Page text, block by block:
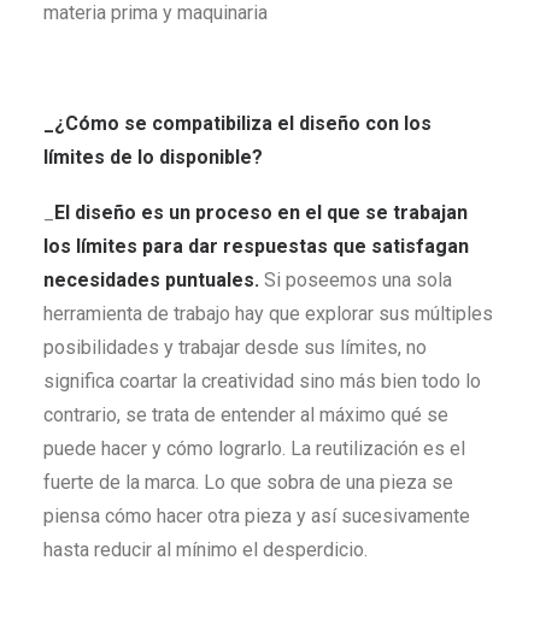
materia prima y maquinaria
_¿Cómo se compatibiliza el diseño con los
límites de lo disponible?
El diseño es un proceso en el que se trabajan
los límites para dar respuestas que satisfagan
necesidades puntuales. Si poseemos una sola
herramienta de trabajo hay que explorar sus múltiples
posibilidades y trabajar desde sus límites, no
significa coartar la creatividad sino más bien todo lo
contrario, se trata de entender al máximo qué se
puede hacer y cómo lograrlo. La reutilización es el
fuerte de la marca. Lo que sobra de una pieza se
piensa cómo hacer otra pieza y así sucesivamente
hasta reducir al mínimo el desperdicio.